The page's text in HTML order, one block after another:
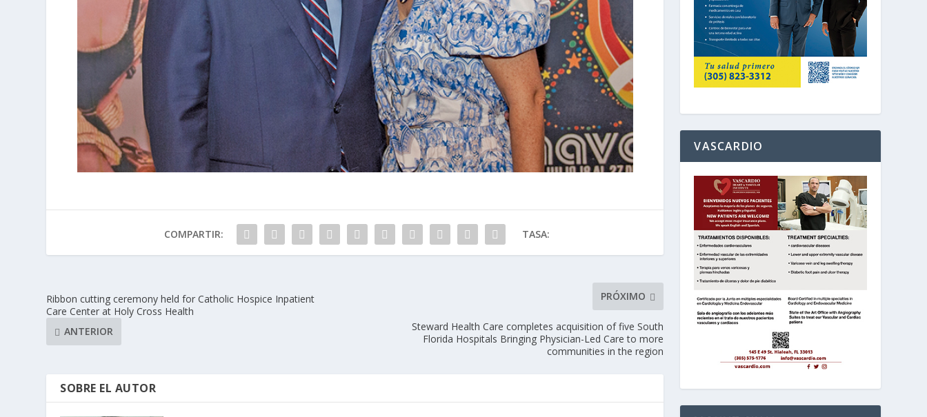
COMPARTIR: TASA:
Ribbon cutting ceremony held for Catholic Hospice Inpatient
Care Center at Holy Cross Health
ANTERIOR
PRÓXIMO
Steward Health Care completes acquisition of five South
Florida Hospitals Bringing Physician-Led Care to more
communities in the region
SOBRE EL AUTOR
VASCARDIO